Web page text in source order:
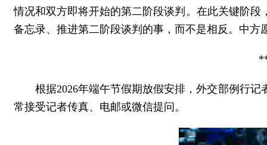
情况和双方即将开始的第二阶段谈判。在此关键阶
备忘录、推进第二阶段谈判的事，而不是相反。中
根据2026年端午节假期放假安排，外交部例行
常接受记者传真、电邮或微信提问。